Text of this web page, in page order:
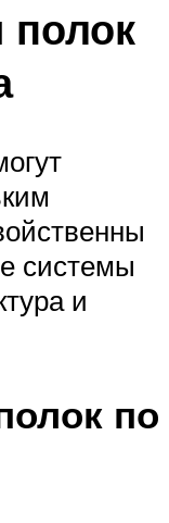
полок
системы
и
по